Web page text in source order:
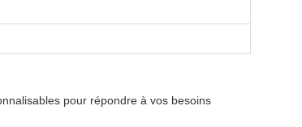
pour répondre à vos besoins